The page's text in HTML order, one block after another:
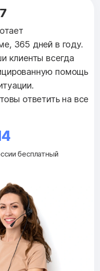
365 дней в году.
клиенты всегда
помощь
ответить на все
бесплатный